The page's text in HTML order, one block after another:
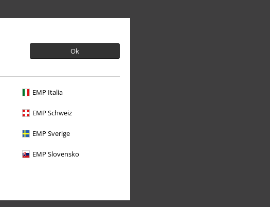
Ok
EMP Italia
EMP Schweiz
EMP Sverige
EMP Slovensko